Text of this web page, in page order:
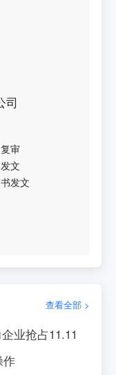
司
审
文
发文
查看全部 >
业抢占11.11
作